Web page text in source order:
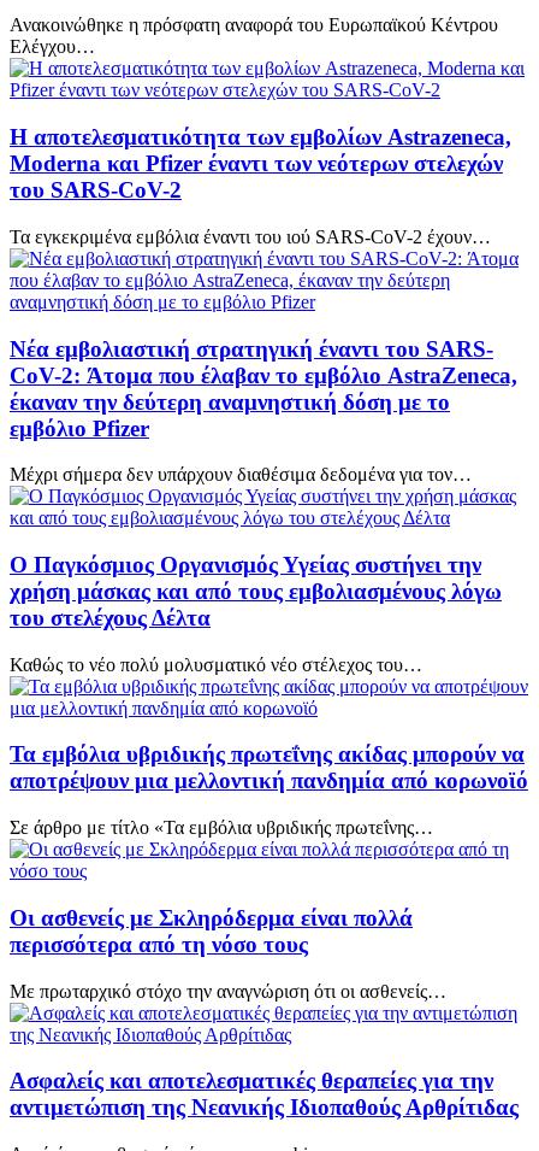
Ανακοινώθηκε η πρόσφατη αναφορά του Ευρωπαϊκού Κέντρου
Ελέγχου…
Η αποτελεσματικότητα των εμβολίων Astrazeneca,
Moderna και Pfizer έναντι των νεότερων στελεχών
του SARS-CoV-2
Τα εγκεκριμένα εμβόλια έναντι του ιού SARS-CoV-2 έχουν…
Νέα εμβολιαστική στρατηγική έναντι του SARS-
CoV-2: Άτομα που έλαβαν το εμβόλιο AstraZeneca,
έκαναν την δεύτερη αναμνηστική δόση με το
εμβόλιο Pfizer
Μέχρι σήμερα δεν υπάρχουν διαθέσιμα δεδομένα για τον…
Ο Παγκόσμιος Οργανισμός Υγείας συστήνει την
χρήση μάσκας και από τους εμβολιασμένους λόγω
του στελέχους Δέλτα
Καθώς το νέο πολύ μολυσματικό νέο στέλεχος του…
Τα εμβόλια υβριδικής πρωτεΐνης ακίδας μπορούν να
αποτρέψουν μια μελλοντική πανδημία από κορωνοϊό
Σε άρθρο με τίτλο «Τα εμβόλια υβριδικής πρωτεΐνης…
Οι ασθενείς με Σκληρόδερμα είναι πολλά
περισσότερα από τη νόσο τους
Με πρωταρχικό στόχο την αναγνώριση ότι οι ασθενείς…
Aσφαλείς και αποτελεσματικές θεραπείες για την
αντιμετώπιση της Νεανικής Ιδιοπαθούς Αρθρίτιδας